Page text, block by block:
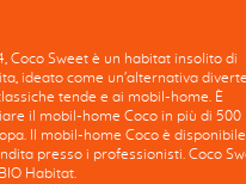
Coco Sweet è un habitat insolito di
ideato come un'alternativa
tende e ai mobil-home. È
il mobil-home Coco in più di 500
Il mobil-home Coco è
presso i professionisti. Coco
Habitat.